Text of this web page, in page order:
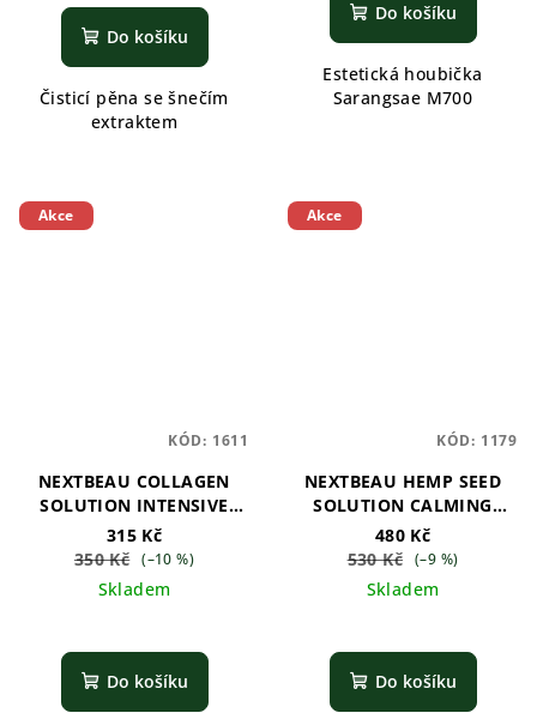
Do košíku
Čisticí pěna se šnečím
extraktem
Do košíku
Estetická houbička
Sarangsae M700
Akce
NEXTBEAU COLLAGEN
SOLUTION INTENSIVE
PEELING GEL
315 Kč
350 Kč (–10 %)
Skladem
Do košíku
KÓD: 1611
Akce
NEXTBEAU HEMP SEED
SOLUTION CALMING
CLEANSING WATER
480 Kč
530 Kč (–9 %)
Skladem
Do košíku
KÓD: 1179